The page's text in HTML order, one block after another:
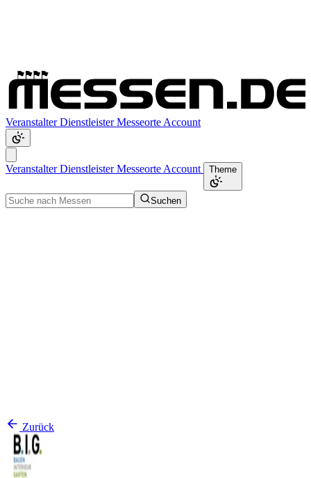
VeranstalterDienstleisterMesseorte Account
VeranstalterDienstleisterMesseorte Account Theme
Suchen
Zurück